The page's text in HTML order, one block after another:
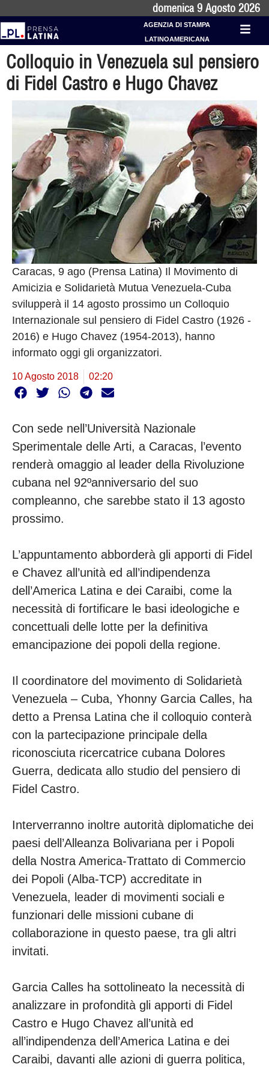
domenica 9 Agosto 2026
AGENZIA DI STAMPA
LATINOAMERICANA
Colloquio in Venezuela sul pensiero
di Fidel Castro e Hugo Chavez
Caracas, 9 ago (Prensa Latina) Il Movimento di
Amicizia e Solidarietà Mutua Venezuela-Cuba
svilupperà il 14 agosto prossimo un Colloquio
Internazionale sul pensiero di Fidel Castro (1926 -
2016) e Hugo Chavez (1954-2013), hanno
informato oggi gli organizzatori.
10 Agosto 2018 02:20
Con sede nell’Università Nazionale
Sperimentale delle Arti, a Caracas, l’evento
renderà omaggio al leader della Rivoluzione
cubana nel 92ºanniversario del suo
compleanno, che sarebbe stato il 13 agosto
prossimo.
L’appuntamento abborderà gli apporti di Fidel
e Chavez all’unità ed all’indipendenza
dell’America Latina e dei Caraibi, come la
necessità di fortificare le basi ideologiche e
concettuali delle lotte per la definitiva
emancipazione dei popoli della regione.
Il coordinatore del movimento di Solidarietà
Venezuela – Cuba, Yhonny Garcia Calles, ha
detto a Prensa Latina che il colloquio conterà
con la partecipazione principale della
riconosciuta ricercatrice cubana Dolores
Guerra, dedicata allo studio del pensiero di
Fidel Castro.
Interverranno inoltre autorità diplomatiche dei
paesi dell’Alleanza Bolivariana per i Popoli
della Nostra America-Trattato di Commercio
dei Popoli (Alba-TCP) accreditate in
Venezuela, leader di movimenti sociali e
funzionari delle missioni cubane di
collaborazione in questo paese, tra gli altri
invitati.
Garcia Calles ha sottolineato la necessità di
analizzare in profondità gli apporti di Fidel
Castro e Hugo Chavez all’unità ed
all’indipendenza dell’America Latina e dei
Caraibi, davanti alle azioni di guerra politica,